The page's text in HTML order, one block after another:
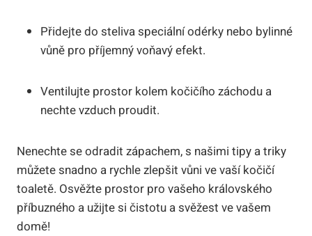
Přidejte do steliva speciální odérky nebo bylinné
vůně pro příjemný voňavý efekt.
Ventilujte prostor kolem kočičího záchodu a
nechte vzduch proudit.
Nenechte se odradit zápachem, s našimi tipy a triky
můžete snadno a rychle zlepšit vůni ve vaší kočičí
toaletě. Osvěžte prostor pro vašeho královského
příbuzného a užijte si čistotu a svěžest ve vašem
domě!